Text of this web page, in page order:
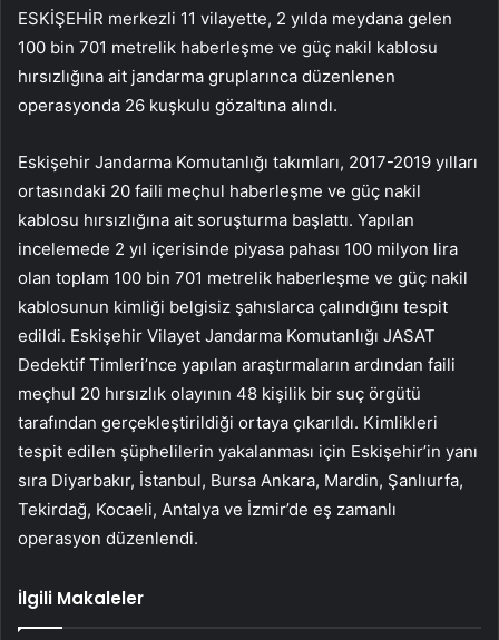
ESKİŞEHİR merkezli 11 vilayette, 2 yılda meydana gelen
100 bin 701 metrelik haberleşme ve güç nakil kablosu
hırsızlığına ait jandarma gruplarınca düzenlenen
operasyonda 26 kuşkulu gözaltına alındı.
Eskişehir Jandarma Komutanlığı takımları, 2017-2019 yılları
ortasındaki 20 faili meçhul haberleşme ve güç nakil
kablosu hırsızlığına ait soruşturma başlattı. Yapılan
incelemede 2 yıl içerisinde piyasa pahası 100 milyon lira
olan toplam 100 bin 701 metrelik haberleşme ve güç nakil
kablosunun kimliği belgisiz şahıslarca çalındığını tespit
edildi. Eskişehir Vilayet Jandarma Komutanlığı JASAT
Dedektif Timleri’nce yapılan araştırmaların ardından faili
meçhul 20 hırsızlık olayının 48 kişilik bir suç örgütü
tarafından gerçekleştirildiği ortaya çıkarıldı. Kimlikleri
tespit edilen şüphelilerin yakalanması için Eskişehir’in yanı
sıra Diyarbakır, İstanbul, Bursa Ankara, Mardin, Şanlıurfa,
Tekirdağ, Kocaeli, Antalya ve İzmir’de eş zamanlı
operasyon düzenlendi.
İlgili Makaleler